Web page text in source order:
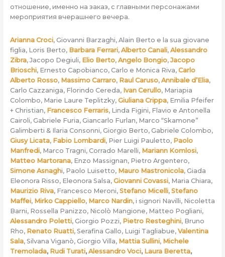
отношение, именно на заказ, с главными персонажами
мероприятия вчерашнего вечера.
Arianna Croci, Giovanni Barzaghi, Alain Berto e la sua giovane
figlia, Loris Berto, Barbara Ferrari, Alberto Canali, Alessandro
Zibra, Jacopo Degiuli, Elio Berto, Angelo Bongio,Jacopo
Brioschi, Ernesto Capobianco, Carlo e Monica Riva, Carlo
Alberto Rosso, Massimo Carraro, Raul Caruso, Annibale d’Elia,
Carlo Cazzaniga, Florindo Cereda, Ivan Cerullo, Mariapia
Colombo, Marie Laure Teplitzky, Giuliana Crippa, Emilia Pfeifer
+ Christian, Francesco Ferraris, Linda Figini, Flavio e Antonella
Cairoli, Gabriele Furia, Giancarlo Furlan, Marco “Skamone”
Galimberti & Ilaria Consonni, Giorgio Berto, Gabriele Colombo,
Giusy Licata, Fabio Lombardi, Pier Luigi Pauletto, Paolo
Manfredi, Marco Tragni, Corrado Marelli, Mariann Komlosi,
Matteo Martorana, Enzo Massignan, Pietro Argentero,
Simone Asnaghi, Paolo Luisetto, Mauro Mastronicola, Giada
Eleonora Risso, Eleonora Salsa, Giovanni Covassi, Maria Chiara,
Maurizio Riva, Francesco Meroni, Stefano Micelli, Stefano
Maffei, Mirko Cappiello, Marco Nardin, i signori Navilli, Nicoletta
Barni, Rossella Panizzo, Nicolò Mangione, Matteo Pogliani,
Alessandro Poletti, Giorgio Pozzi, Pietro Resteghini, Bruno
Rho, Renato Ruatti, Serafina Gallo, Luigi Tagliabue, Valentina
Sala, Silvana Viganò, Giorgio Villa, Mattia Sullini, Michele
Tremolada, Rudi Turati, Alessandro Voci, Laura Beretta,